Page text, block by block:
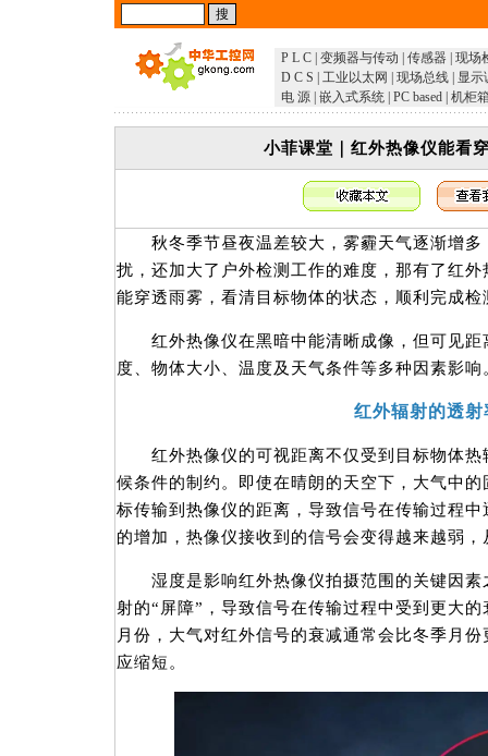
P L C 变频器与传动 传感器 现场
D C S
工业以太网 现场总线
显示
电 源 嵌入式系统 PC based 机柜
小菲课堂｜红外热像仪能看
秋冬季节昼夜温差较大，雾霾天气逐渐增多
扰，还加大了户外检测工作的难度，那有了红
能穿透雨雾，看清目标物体的状态，顺利完成检
红外热像仪在黑暗中能清晰成像，但可见距
度、物体大小、温度及天气条件等多种因素影响
红外辐射的透射
红外热像仪的可视距离不仅受到目标物体热
候条件的制约。即使在晴朗的天空下，大气中
标传输到热像仪的距离，导致信号在传输过程
的增加，热像仪接收到的信号会变得越来越弱
湿度是影响红外热像仪拍摄范围的关键因素
射的“屏障”，导致信号在传输过程中受到更大
月份，大气对红外信号的衰减通常会比冬季月
应缩短。